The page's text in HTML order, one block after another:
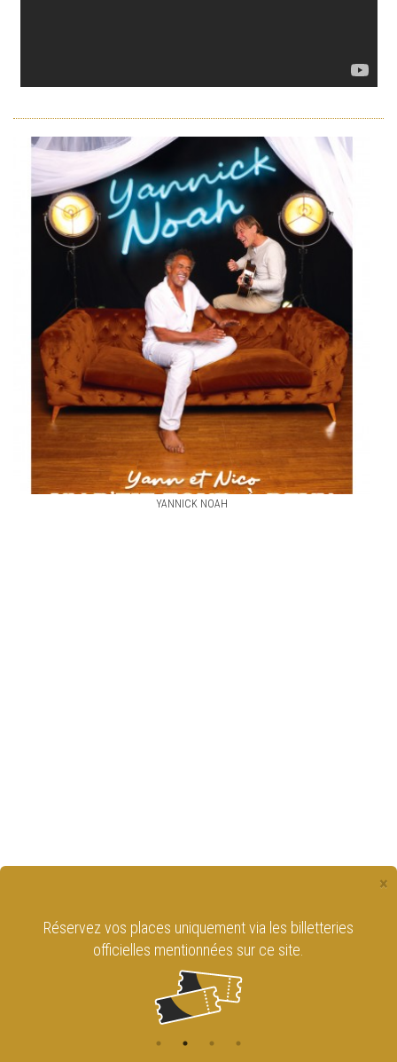
YANNICK NOAH
×
Réservez vos places uniquement via les billetteries
officielles mentionnées sur ce site.